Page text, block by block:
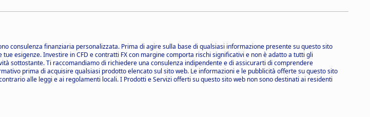
consulenza finanziaria personalizzata. Prima di agire sulla base di qualsiasi informazione presente su questo sito
esigenze. Investire in CFD e contratti FX con margine comporta rischi significativi e non è adatto a tutti gli
sottostante. Ti raccomandiamo di richiedere una consulenza indipendente e di assicurarti di comprendere
prima di acquisire qualsiasi prodotto elencato sul sito web. Le informazioni e le pubblicità offerte su questo sito
alle leggi e ai regolamenti locali. I Prodotti e Servizi offerti su questo sito web non sono destinati ai residenti